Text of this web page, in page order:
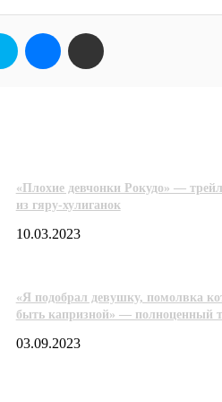
Skype Messenger
«Плохие девчонки Рокудо» —
из гяру-хулиганок
10.03.2023
«Я подобрал девушку, помолвка
быть капризной» — полноценный
03.09.2023